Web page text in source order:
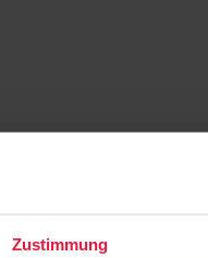
Zustimmung